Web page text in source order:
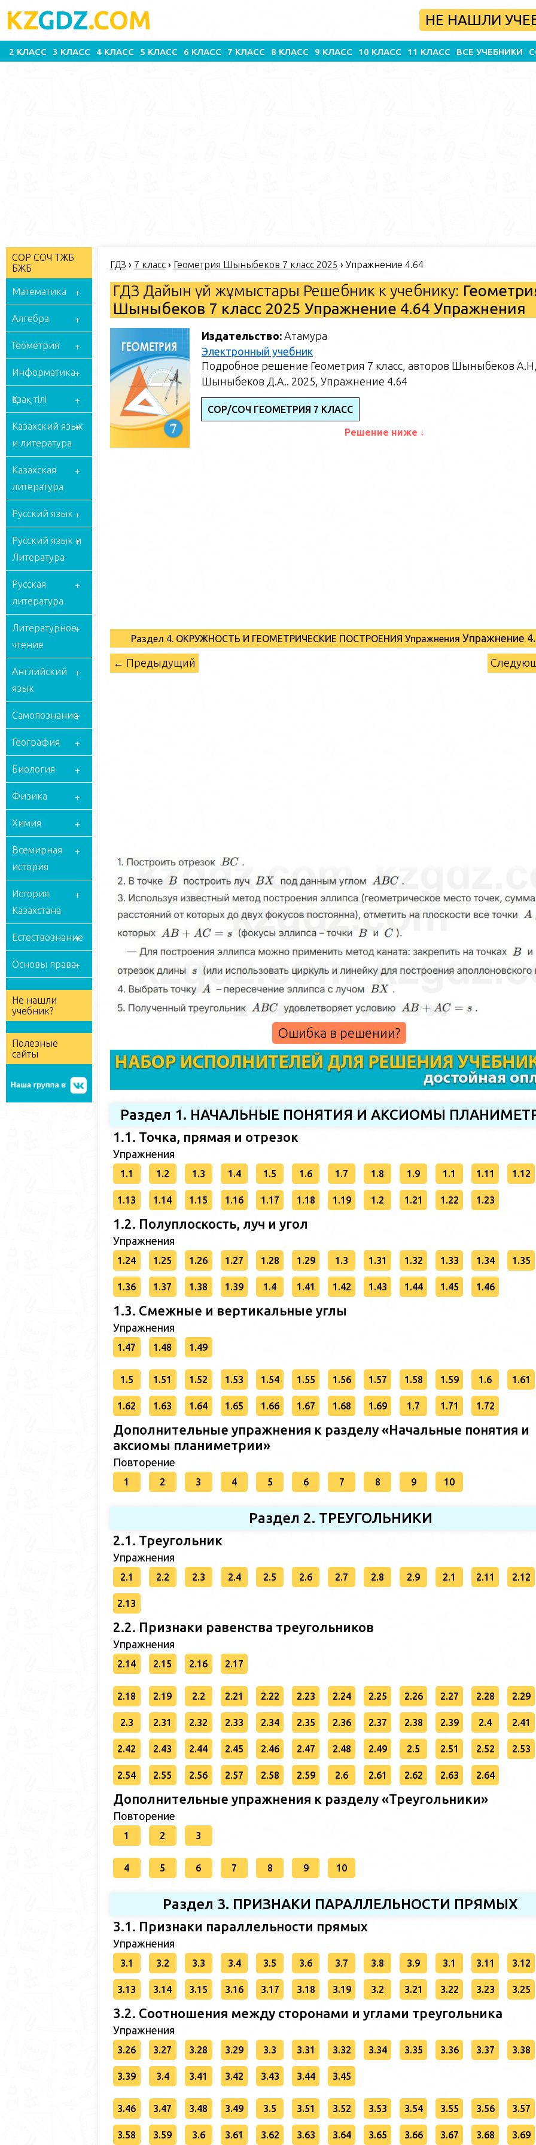
KZGDZ.COM НЕ НАШЛИ
2 КЛАСС 3 КЛАСС 4 КЛАСС 5 КЛАСС 6 КЛАСС 7 КЛАСС 8 КЛАСС 9 КЛАСС 10 КЛАСС 11 КЛАСС ВСЕ УЧЕБНИКИ
СОР СОЧ ТЖБ
БЖБ
Математика
Алгебра
Геометрия
Информатика
Қазақ тілі
Казахский язык
и литература
Казахская
литература
Русский язык
Русский язык и
Литература
Русская
литература
Литературное
чтение
Английский
язык
Самопознание
География
Биология
Физика
Химия
Всемирная
история
История
Казахстана
Естествознание
Основы права
Не нашли
учебник?
Полезные
сайты
ГДЗ › 7 класс› Геометрия Шыныбеков 7 класс 2025 › Упражнение 4.64
ГДЗ Дайын үй жұмыстары Решебник к учебнику:
Шыныбеков 7 класс 2025 Упражнение 4.64 Упражнения
Издательство: Атамура
Электронный учебник
Подробное решение Геометрия 7 класс, авторов Шыныбеков
Шыныбеков Д.А.. 2025, Упражнение 4.64
СОР/СОЧ ГЕОМЕТРИЯ 7 КЛАСС
Решение ниже ↓
Раздел 4. ОКРУЖНОСТЬ И ГЕОМЕТРИЧЕСКИЕ ПОСТРОЕНИЯ Упражнения Упражнение
← Предыдущий
Ошибка в решении?
Раздел 1. НАЧАЛЬНЫЕ ПОНЯТИЯ И АКСИОМЫ
1.1. Точка, прямая и отрезок
Упражнения
1.1 1.2 1.3 1.4 1.5 1.6 1.7 1.8 1.9 1.1 1.11 1.12
1.13 1.14 1.15 1.16 1.17 1.18 1.19 1.2 1.21 1.22 1.23
1.2. Полуплоскость, луч и угол
Упражнения
1.24 1.25 1.26 1.27 1.28 1.29 1.3 1.31 1.32 1.33 1.34 1.35
1.36 1.37 1.38 1.39 1.4 1.41 1.42 1.43 1.44 1.45 1.46
1.3. Смежные и вертикальные углы
Упражнения
1.47 1.48 1.49
1.5 1.51 1.52 1.53 1.54 1.55 1.56 1.57 1.58 1.59 1.6 1.61
1.62 1.63 1.64 1.65 1.66 1.67 1.68 1.69 1.7 1.71 1.72
Дополнительные упражнения к разделу «Начальные понятия и
аксиомы планиметрии»
Повторение
1 2 3 4 5 6 7 8 9 10
Раздел 2. ТРЕУГОЛЬНИКИ
2.1. Треугольник
Упражнения
2.1 2.2 2.3 2.4 2.5 2.6 2.7 2.8 2.9 2.1 2.11 2.12
2.13
2.2. Признаки равенства треугольников
Упражнения
2.14 2.15 2.16 2.17
2.18 2.19 2.2 2.21 2.22 2.23 2.24 2.25 2.26 2.27 2.28 2.29
2.3 2.31 2.32 2.33 2.34 2.35 2.36 2.37 2.38 2.39 2.4 2.41
2.42 2.43 2.44 2.45 2.46 2.47 2.48 2.49 2.5 2.51 2.52 2.53
2.54 2.55 2.56 2.57 2.58 2.59 2.6 2.61 2.62 2.63 2.64
Дополнительные упражнения к разделу «Треугольники»
Повторение
1 2 3
4 5 6 7 8 9 10
Раздел 3. ПРИЗНАКИ ПАРАЛЛЕЛЬНОСТИ ПРЯМЫХ
3.1. Признаки параллельности прямых
Упражнения
3.1 3.2 3.3 3.4 3.5 3.6 3.7 3.8 3.9 3.1 3.11 3.12
3.13 3.14 3.15 3.16 3.17 3.18 3.19 3.2 3.21 3.22 3.23 3.25
3.2. Соотношения между сторонами и углами треугольника
Упражнения
3.26 3.27 3.28 3.29 3.3 3.31 3.32 3.34 3.35 3.36 3.37 3.38
3.39 3.4 3.41 3.42 3.43 3.44 3.45
3.46 3.47 3.48 3.49 3.5 3.51 3.52 3.53 3.54 3.55 3.56 3.57
3.58 3.59 3.6 3.61 3.62 3.63 3.64 3.65 3.66 3.67 3.68 3.69